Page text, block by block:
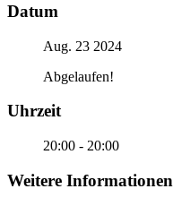
Datum
Aug. 23 2024
Abgelaufen!
Uhrzeit
20:00 - 20:00
Weitere Informationen